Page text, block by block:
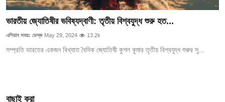
ভারতীয় জ্যোতিষীর ভবিষ্যদ্বাণী: তৃতীয় বিশ্বযুদ্ধ শুরু হত...
এশিয়ান সময়: ডেস্ক May 29, 2024 13.2k
সম্প্রতি ভারতের একজন বিখ্যাত বৈদিক জ্যোতিষী কুশল কুমার তৃতীয় বিশ্বযুদ্ধ শুরুর সু...
বাছাই করা